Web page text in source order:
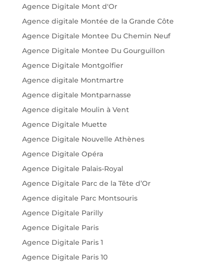
Agence Digitale Mont d'Or
Agence digitale Montée de la Grande Côte
Agence Digitale Montee Du Chemin Neuf
Agence Digitale Montee Du Gourguillon
Agence Digitale Montgolfier
Agence digitale Montmartre
Agence digitale Montparnasse
Agence digitale Moulin à Vent
Agence Digitale Muette
Agence Digitale Nouvelle Athènes
Agence Digitale Opéra
Agence Digitale Palais-Royal
Agence Digitale Parc de la Tête d’Or
Agence digitale Parc Montsouris
Agence Digitale Parilly
Agence Digitale Paris
Agence Digitale Paris 1
Agence Digitale Paris 10